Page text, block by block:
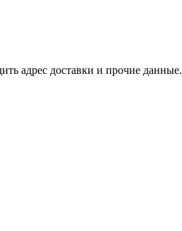
адрес доставки и прочие данные.